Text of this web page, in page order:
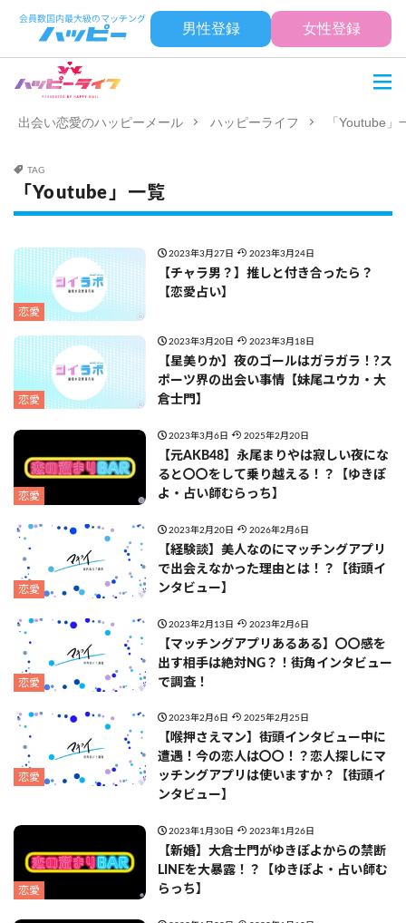
男性登録 女性登録
出会い恋愛のハッピーメール ハッピーライフ 「Youtube」
TAG
「Youtube」一覧
恋愛
2023年3月27日 2023年3月24日
【チャラ男？】推しと付き合ったら？
【恋愛占い】
恋愛
2023年3月20日 2023年3月18日
【星美りか】夜のゴールはガラガラ！?ス
ポーツ界の出会い事情【妹尾ユウカ・大
倉士門】
恋愛
2023年3月6日 2025年2月20日
【元AKB48】永尾まりやは寂しい夜にな
ると〇〇をして乗り越える！？【ゆきぽ
よ・占い師むらっち】
恋愛
2023年2月20日 2026年2月6日
【経験談】美人なのにマッチングアプリ
で出会えなかった理由とは！？【街頭イ
ンタビュー】
恋愛
2023年2月13日 2023年2月6日
【マッチングアプリあるある】〇〇感を
出す相手は絶対NG？！街角インタビュー
で調査！
恋愛
2023年2月6日 2025年2月25日
【喉押さえマン】街頭インタビュー中に
遭遇！今の恋人は〇〇！？恋人探しにマ
ッチングアプリは使いますか？【街頭イ
ンタビュー】
恋愛
2023年1月30日 2023年1月26日
【新婚】大倉士門がゆきぽよからの禁断
LINEを大暴露！？【ゆきぽよ・占い師む
らっち】